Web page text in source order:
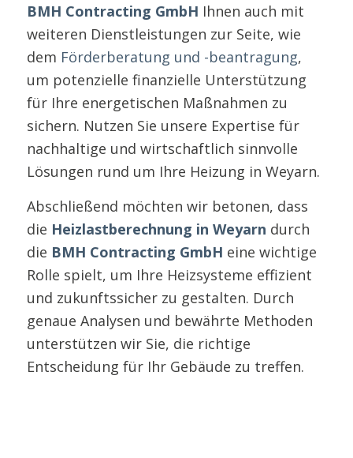
BMH Contracting GmbH Ihnen auch mit
weiteren Dienstleistungen zur Seite, wie
dem Förderberatung und -beantragung,
um potenzielle finanzielle Unterstützung
für Ihre energetischen Maßnahmen zu
sichern. Nutzen Sie unsere Expertise für
nachhaltige und wirtschaftlich sinnvolle
Lösungen rund um Ihre Heizung in Weyarn.
Abschließend möchten wir betonen, dass
die Heizlastberechnung in Weyarn durch
die BMH Contracting GmbH eine wichtige
Rolle spielt, um Ihre Heizsysteme effizient
und zukunftssicher zu gestalten. Durch
genaue Analysen und bewährte Methoden
unterstützen wir Sie, die richtige
Entscheidung für Ihr Gebäude zu treffen.